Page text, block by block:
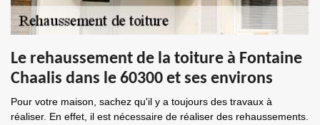
Le rehaussement de la toiture à Fontaine
Chaalis dans le 60300 et ses environs
Pour votre maison, sachez qu'il y a toujours des travaux à
réaliser. En effet, il est nécessaire de réaliser des rehaussements.